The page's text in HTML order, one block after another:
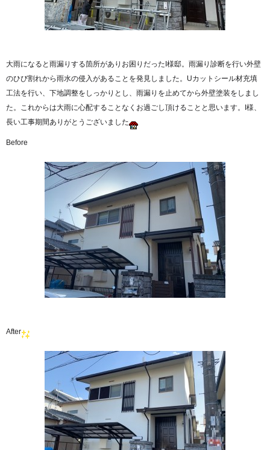
大雨になると雨漏りする箇所がありお困りだったI様邸。雨漏り診断を行い外壁
のひび割れから雨水の侵入があることを発見しました。Uカットシール材充填
工法を行い、下地調整をしっかりとし、雨漏りを止めてから外壁塗装をしまし
た。これからは大雨に心配することなくお過ごし頂けることと思います。I様、
長い工事期間ありがとうございました
Before
After